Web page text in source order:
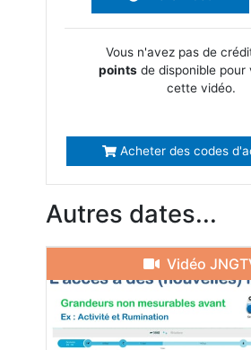
Vous n'avez pas de
points de disponible pour
cette vidéo.
Acheter des codes
Autres dates...
Vidéo